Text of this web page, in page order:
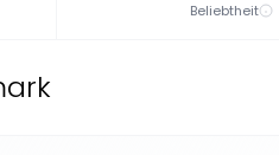
Beliebtheit